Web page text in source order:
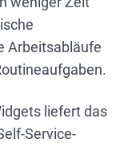
Arbeitsabläufe
liefert das
Service-